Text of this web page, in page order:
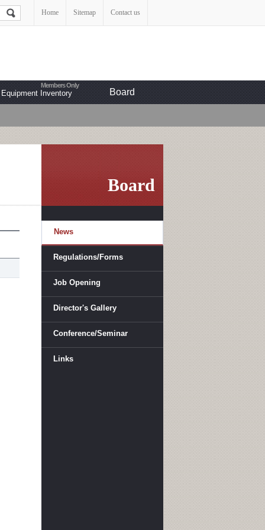
Home Sitemap Contact us
Equipment Inventory Board
Board
News
Regulations/Forms
Job Opening
Director's Gallery
Conference/Seminar
Links